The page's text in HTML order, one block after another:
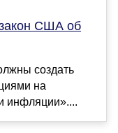
США об
создать
на
инфляции»....